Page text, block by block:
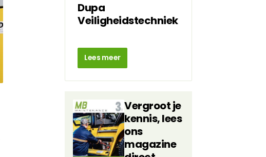
Dupa
Veiligheidstechniek
Lees meer
Vergroot je
kennis, lees
ons
magazine